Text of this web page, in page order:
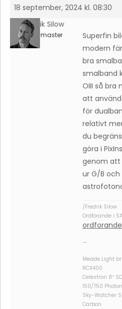
18 september, 2024 kl. 08:30
Fredrik Silow
Keymaster
Superfin
modern
bra
smalband
OIII så bra
att
för
relativt
du
göra i
genom att
ur G/B och
/Fredrik Silow
Ordförande i
—
Meade Light
RCX400
Celestron 8″
150/750 Photon
Sky-Watcher
Carbon